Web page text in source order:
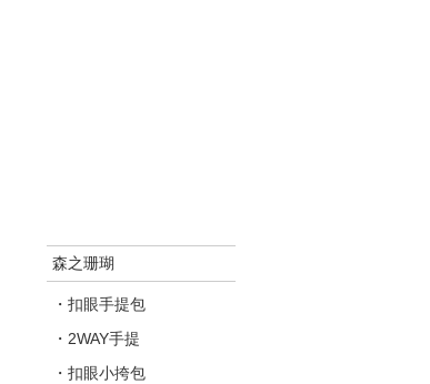
森之珊瑚
・扣眼手提包
・2WAY手提
・扣眼小挎包